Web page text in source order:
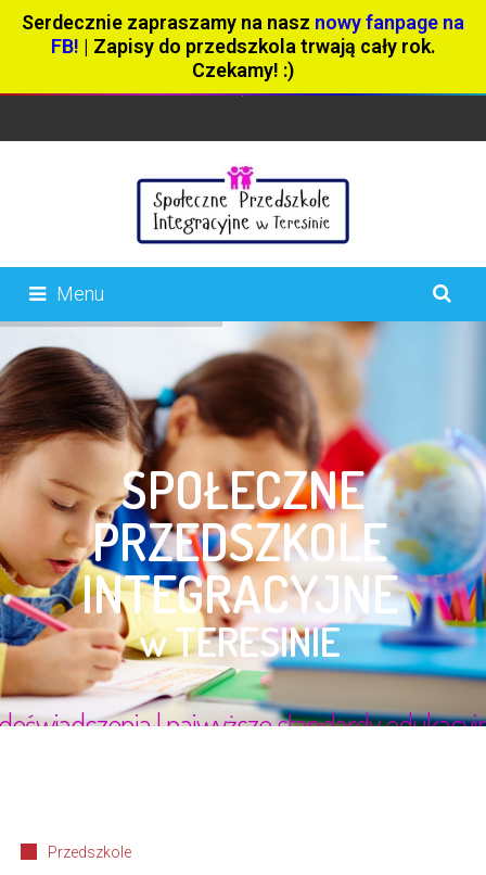
Serdecznie zapraszamy na nasz nowy fanpage na
FB! | Zapisy do przedszkola trwają cały rok.
Czekamy! :)
Menu
Przedszkole